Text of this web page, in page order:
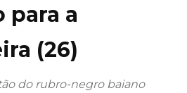
para a
(26)
do rubro-negro baiano